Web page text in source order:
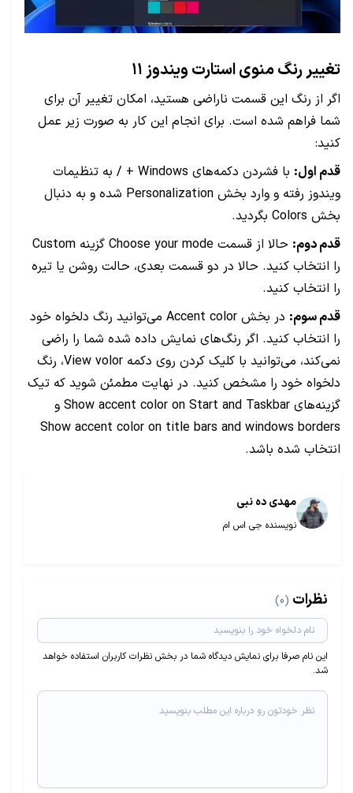
تغییر رنگ منوی استارت ویندوز ۱۱
اگر از رنگ این قسمت ناراضی هستید، امکان تغییر آن برای
شما فراهم شده است. برای انجام این کار به صورت زیر عمل
کنید:
قدم اول:
با فشردن دکمه‌های Windows + / به تنظیمات
ویندوز رفته و وارد بخش Personalization شده و به دنبال
بخش Colors بگردید.
قدم دوم:
حالا از قسمت Choose your mode گزینه Custom
را انتخاب کنید. حالا در دو قسمت بعدی، حالت روشن یا تیره
را انتخاب کنید.
قدم سوم:
در بخش Accent color می‌توانید رنگ دلخواه خود
را انتخاب کنید. اگر رنگ‌های نمایش داده شده شما را راضی
نمی‌کند، می‌توانید با کلیک کردن روی دکمه View volor، رنگ
دلخواه خود را مشخص کنید. در نهایت مطمئن شوید که تیک
گزینه‌های Show accent color on Start and Taskbar و
Show accent color on title bars and windows borders
انتخاب شده باشد.
مهدی ده نبی
نویسنده جی اس ام
نظرات (0)
این نام صرفا برای نمایش دیدگاه شما در بخش نظرات کاربران استفاده خواهد
شد.